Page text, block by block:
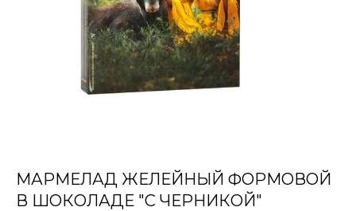
ТЕТИ МАРИНЫ
сладостей со всего мира
МАРМЕЛАД ЖЕЛЕЙНЫЙ ФОРМОВОЙ
В ШОКОЛАДЕ "С ЧЕРНИКОЙ"